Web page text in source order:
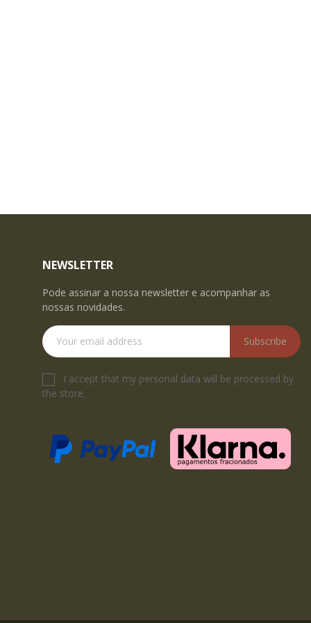
NEWSLETTER
Pode assinar a nossa newsletter e acompanhar as
nossas novidades.
Subscribe
I accept that my personal data will be processed by
the store.